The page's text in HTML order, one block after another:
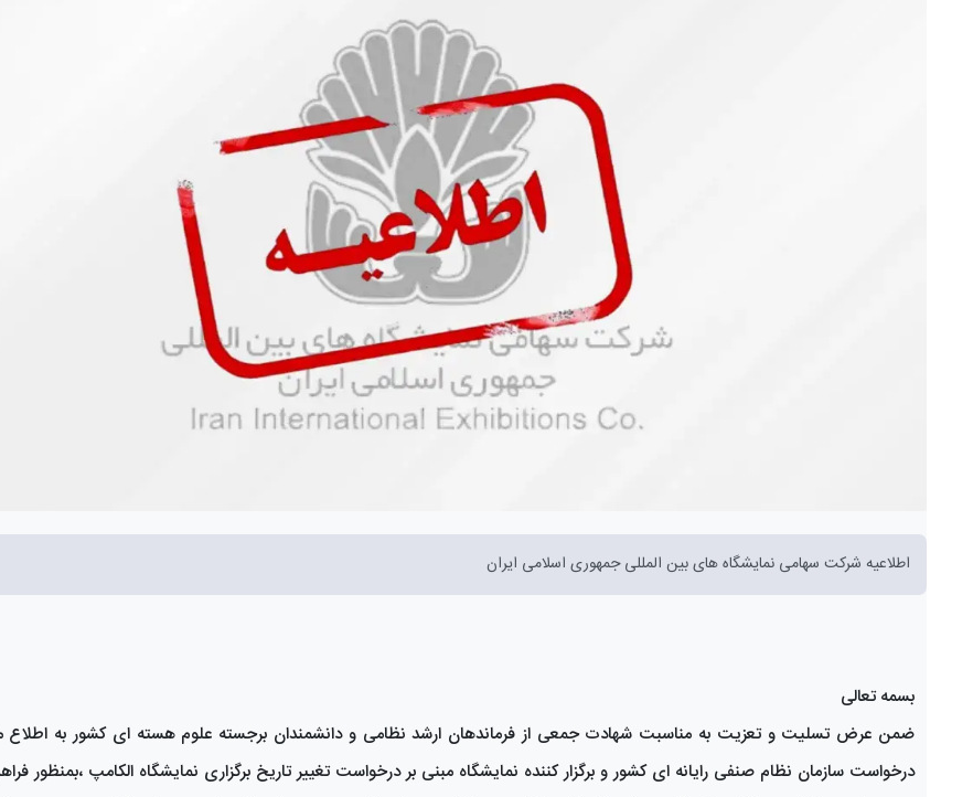
اطلاعیه شرکت سهامی نمایشگاه های بین المللی جمهوری اسلامی ایران
بسمه تعالی
ضمن عرض تسلیت و تعزیت به مناسبت شهادت جمعی از فرماندهان ارشد نظامی و دانشمندان برجسته علوم هسته ای کشور به اطلاع
درخواست سازمان نظام صنفی رایانه ای کشور و برگزار کننده نمایشگاه مبنی بر درخواست تغییر تاریخ برگزاری نمایشگاه الکامپ ،بمنظور